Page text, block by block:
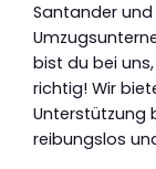
Santander
bist du bei
richtig! Wir
Unterstützung
reibungslos